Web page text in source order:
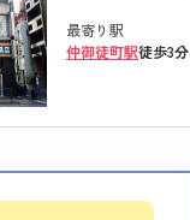
最寄り駅
仲御徒町駅徒歩3分